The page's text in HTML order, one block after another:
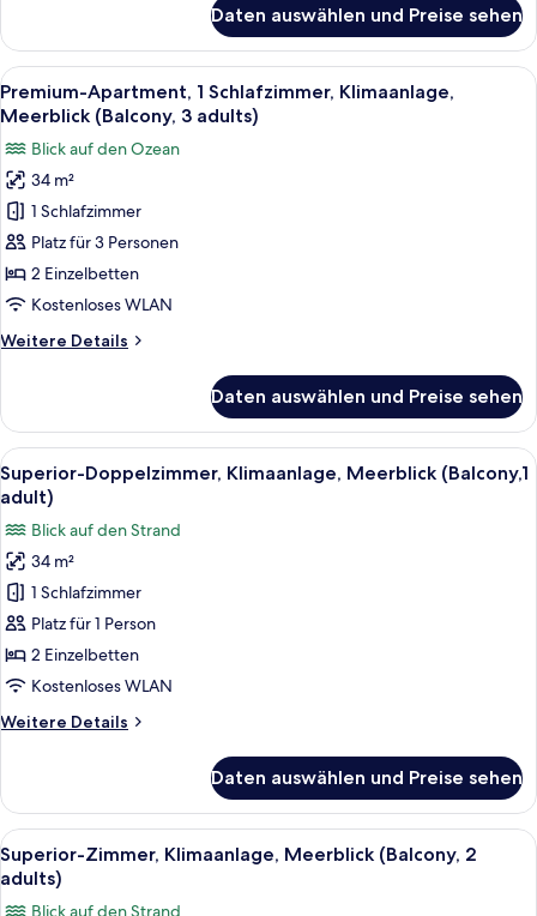
child)
anzeigen
Apartment,
Schlafzimmer,
Klimaanlage,
(Balcony,
2
adults+
child)
Daten auswählen und Preise sehen
Alle
Fotos
Premium-
Apartment,
Schlafzimmer,
Klimaanlage,
Meerblick
3
Eine Terrasse mit Tisch und
12
Premium-Apartment, 1 Schlafzimmer, Klimaanlage,
Meerblick (Balcony, 3 adults)
Blick auf den Ozean
34 m²
1 Schlafzimmer
Platz für 3 Personen
2 Einzelbetten
Kostenloses WLAN
Weitere Details
Weitere
Apartment,
Schlafzimmer,
Klimaanlage,
Meerblick
(Balcony,
3
adults)
Daten auswählen und Preise sehen
Alle
Fotos
Superior-
Doppelzimmer,
Klimaanlage,
Meerblick
(Balcony,1
adult)
Ein modernes Hotelzimmer mit
11
Superior-Doppelzimmer, Klimaanlage, Meerblick (Balcony,1
adult)
Blick auf den Strand
34 m²
1 Schlafzimmer
Platz für 1 Person
2 Einzelbetten
Kostenloses WLAN
Weitere Details
Weitere
Doppelzimmer,
Klimaanlage,
Meerblick
(Balcony,1
Daten auswählen und Preise sehen
Alle
Fotos
Ein modernes Hotelzimmer mit
17
Superior-Zimmer, Klimaanlage, Meerblick (Balcony, 2
adults)
Blick auf den Strand